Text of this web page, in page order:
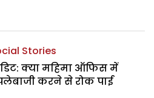
Stories
क्या महिमा ऑफिस में
करने से रोक पाई